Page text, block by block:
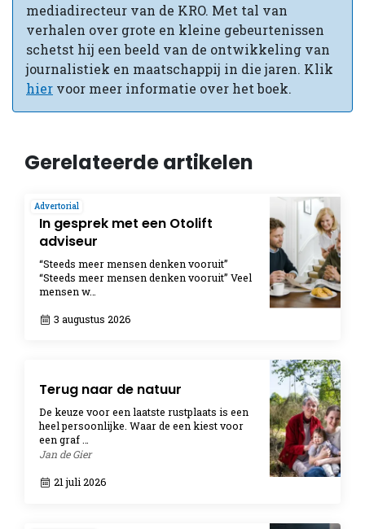
mediadirecteur van de KRO. Met tal van
verhalen over grote en kleine gebeurtenissen
schetst hij een beeld van de ontwikkeling van
journalistiek en maatschappij in die jaren. Klik
hier voor meer informatie over het boek.
Gerelateerde artikelen
In gesprek met een Otolift
adviseur
“Steeds meer mensen denken vooruit”
“Steeds meer mensen denken vooruit” Veel
mensen w…
3 augustus 2026
Advertorial
Terug naar de natuur
De keuze voor een laatste rustplaats is een
heel persoonlijke. Waar de een kiest voor
een graf …
Jan de Gier
21 juli 2026